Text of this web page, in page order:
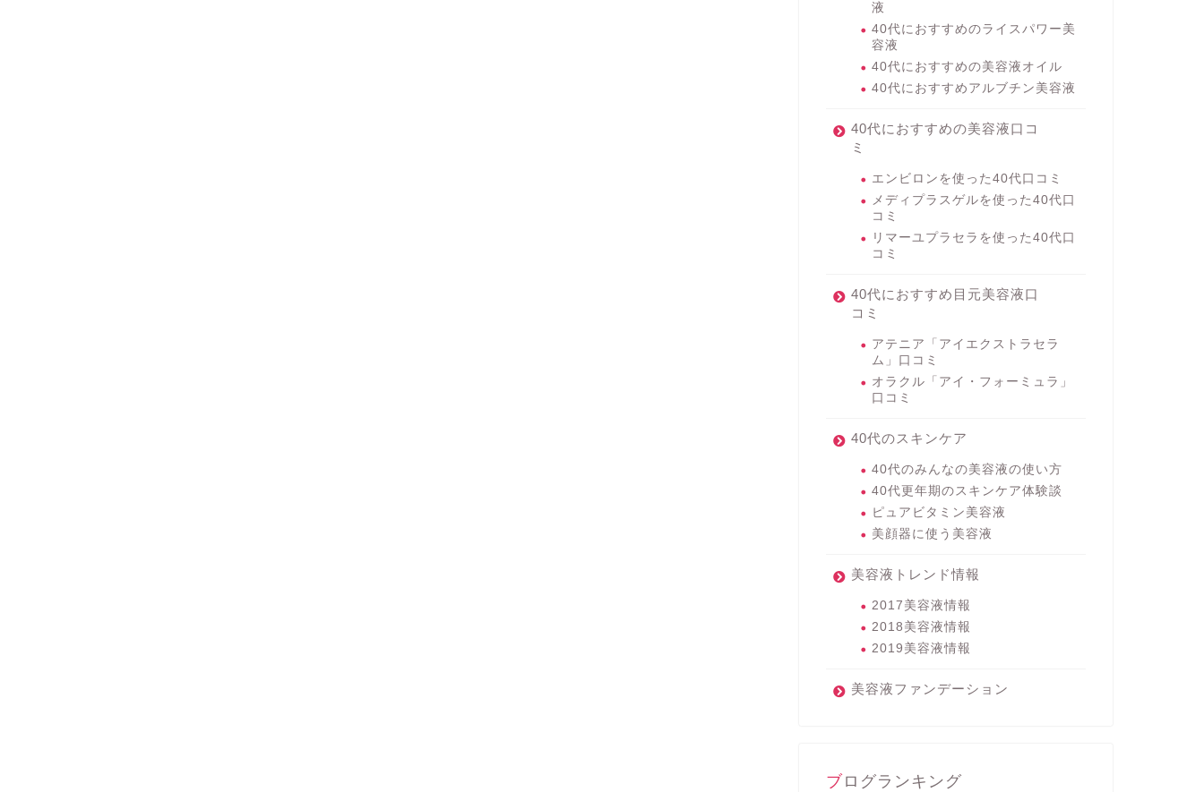
液
40代におすすめのライスパワー美
容液
40代におすすめの美容液オイル
40代におすすめアルブチン美容液
40代におすすめの美容液口コ
ミ
エンビロンを使った40代口コミ
メディプラスゲルを使った40代口
コミ
リマーユプラセラを使った40代口
コミ
40代におすすめ目元美容液口
コミ
アテニア「アイエクストラセラ
ム」口コミ
オラクル「アイ・フォーミュラ」
口コミ
40代のスキンケア
40代のみんなの美容液の使い方
40代更年期のスキンケア体験談
ピュアビタミン美容液
美顔器に使う美容液
美容液トレンド情報
2017美容液情報
2018美容液情報
2019美容液情報
美容液ファンデーション
ブログランキング